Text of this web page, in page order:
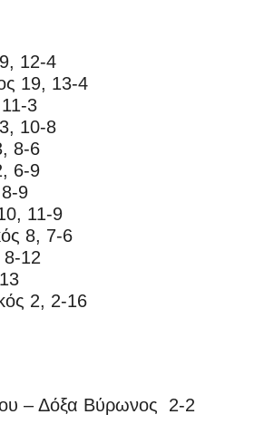
12-4
19, 13-4
3
10-8
8-6
6-9
9
11-9
8, 7-6
8-12
2, 2-16
– Δόξα Βύρωνος 2-2